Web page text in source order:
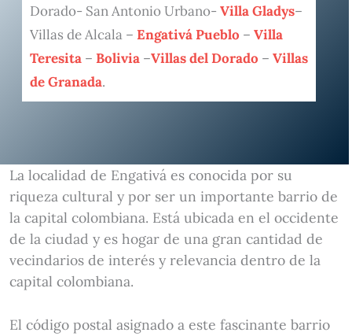
Dorado- San Antonio Urbano- Villa Gladys–
Villas de Alcala – Engativá Pueblo – Villa
Teresita– Bolivia–Villas del Dorado – Villas
de Granada.
La localidad de Engativá es conocida por su
riqueza cultural y por ser un importante barrio de
la capital colombiana. Está ubicada en el occidente
de la ciudad y es hogar de una gran cantidad de
vecindarios de interés y relevancia dentro de la
capital colombiana.
El código postal asignado a este fascinante barrio